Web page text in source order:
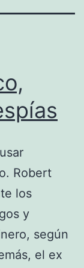
Robert
los
y
según
el ex